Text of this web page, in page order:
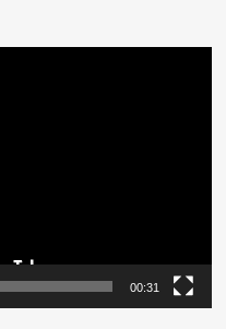
00:31